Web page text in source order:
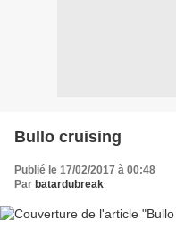
Bullo cruising
Publié le 17/02/2017 à 00:48
Par batardubreak